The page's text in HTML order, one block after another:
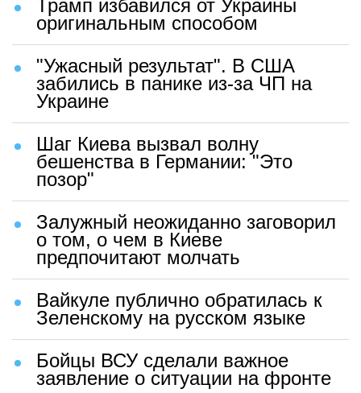
Трамп избавился от Украины
оригинальным способом
"Ужасный результат". В США
забились в панике из-за ЧП на
Украине
Шаг Киева вызвал волну
бешенства в Германии: "Это
позор"
Залужный неожиданно заговорил
о том, о чем в Киеве
предпочитают молчать
Вайкуле публично обратилась к
Зеленскому на русском языке
Бойцы ВСУ сделали важное
заявление о ситуации на фронте